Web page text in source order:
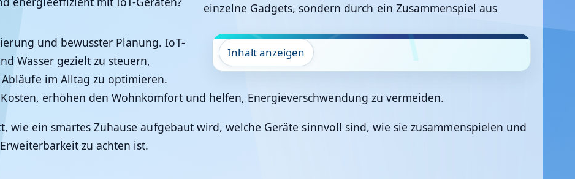
Inhalt anzeigen
einzelne Gadgets, sondern durch ein Zusammenspiel aus
und bewusster Planung. IoT-
Wasser gezielt zu steuern,
im Alltag zu optimieren.
erhöhen den Wohnkomfort und helfen, Energieverschwendung zu vermeiden.
wie ein smartes Zuhause aufgebaut wird, welche Geräte sinnvoll sind, wie sie zusammenspielen und
zu achten ist.